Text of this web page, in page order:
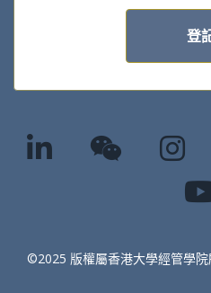
登
©2025 版權屬香港大學經管學